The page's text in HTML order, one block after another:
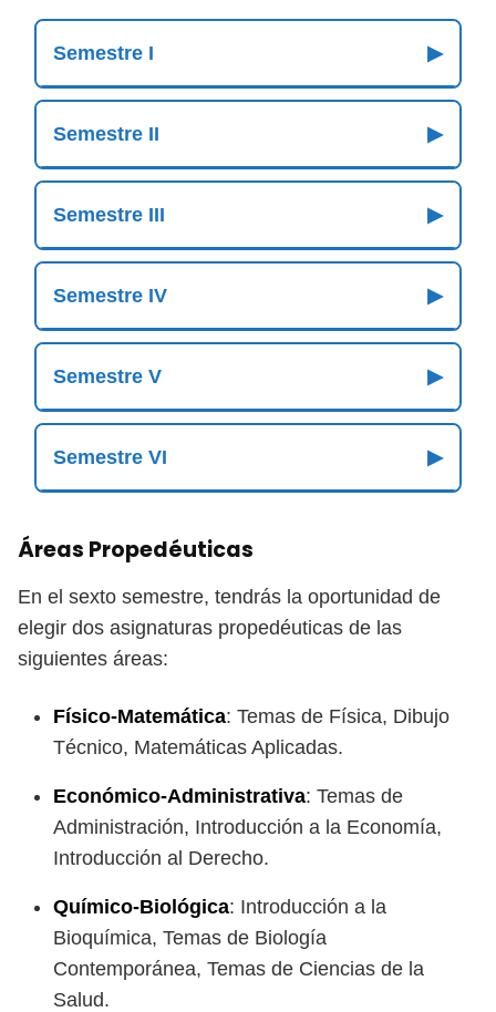
Semestre I ▶
Semestre II ▶
Semestre III ▶
Semestre IV ▶
Semestre V ▶
Semestre VI ▶
Áreas Propedéuticas
En el sexto semestre, tendrás la oportunidad de
elegir dos asignaturas propedéuticas de las
siguientes áreas:
Físico-Matemática: Temas de Física, Dibujo
Técnico, Matemáticas Aplicadas.
Económico-Administrativa: Temas de
Administración, Introducción a la Economía,
Introducción al Derecho.
Químico-Biológica: Introducción a la
Bioquímica, Temas de Biología
Contemporánea, Temas de Ciencias de la
Salud.